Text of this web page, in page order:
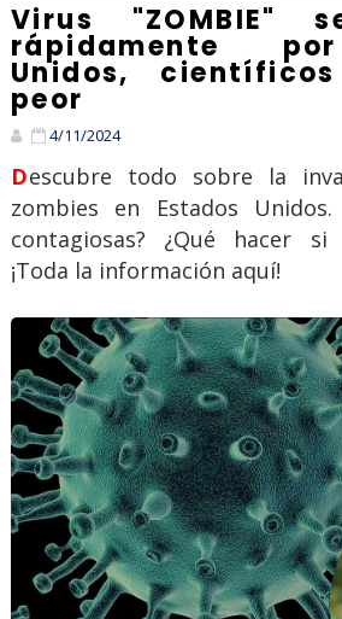
Virus "ZOMBIE"
rápidamente
Unidos,
peor
4/11/2024
Descubre todo sobre la invasión de cigarras
zombies en Estados Unidos.
contagiosas? ¿Qué hacer si
¡Toda la información aquí!